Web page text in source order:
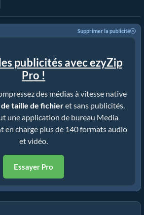
Supprimer la publicité
publicités avec ezyZip
Pro !
des médias à vitesse native
de taille de fichieret sans publicités.
une application de bureau Media
en charge plus de 140 formats audio
et vidéo.
Essayer Pro